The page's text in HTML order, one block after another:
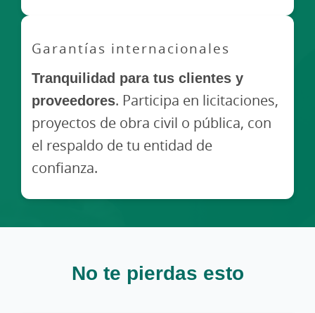
Garantías internacionales
Tranquilidad para tus clientes y
proveedores. Participa en licitaciones,
proyectos de obra civil o pública, con
el respaldo de tu entidad de
confianza.
No te pierdas esto